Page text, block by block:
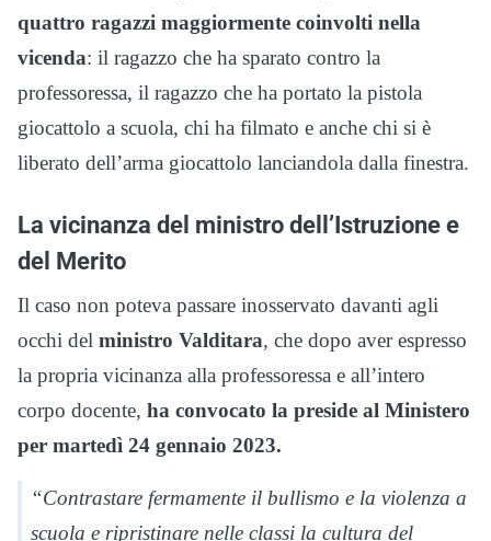
quattro ragazzi maggiormente coinvolti nella
vicenda: il ragazzo che ha sparato contro la
professoressa, il ragazzo che ha portato la pistola
giocattolo a scuola, chi ha filmato e anche chi si è
liberato dell’arma giocattolo lanciandola dalla finestra.
La vicinanza del ministro dell’Istruzione e
del Merito
Il caso non poteva passare inosservato davanti agli
occhi del ministro Valditara, che dopo aver espresso
la propria vicinanza alla professoressa e all’intero
corpo docente, ha convocato la preside al Ministero
per martedì 24 gennaio 2023.
“Contrastare fermamente il bullismo e la violenza a
scuola e ripristinare nelle classi la cultura del